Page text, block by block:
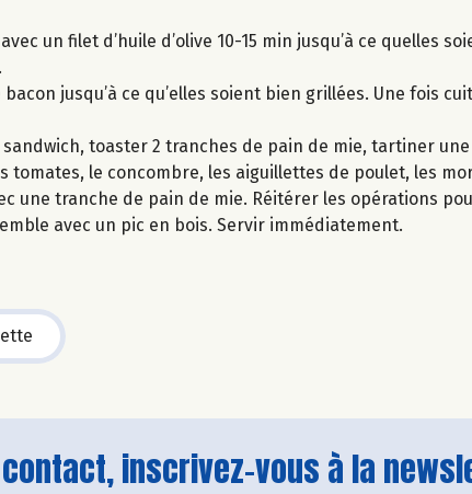
un filet d’huile d’olive 10-15 min jusqu’à ce quelles
jusqu’à ce qu’elles soient bien grillées. Une fois
toaster 2 tranches de pain de mie, tartiner
le concombre, les aiguillettes de poulet, les
une tranche de pain de mie. Réitérer les opérations
avec un pic en bois. Servir immédiatement.
inscrivez-vous à la